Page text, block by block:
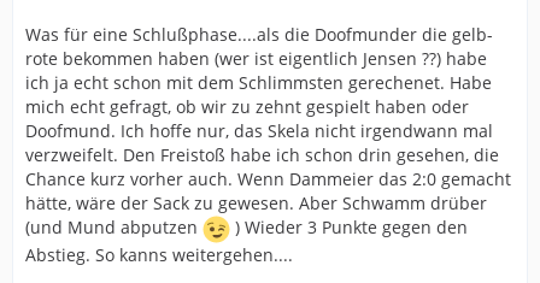
Was für eine Schlußphase....als die Doofmunder die gelb-
rote bekommen haben (wer ist eigentlich Jensen ??) habe
ich ja echt schon mit dem Schlimmsten gerechenet. Habe
mich echt gefragt, ob wir zu zehnt gespielt haben oder
Doofmund. Ich hoffe nur, das Skela nicht irgendwann mal
verzweifelt. Den Freistoß habe ich schon drin gesehen, die
Chance kurz vorher auch. Wenn Dammeier das 2:0 gemacht
hätte, wäre der Sack zu gewesen. Aber Schwamm drüber
(und Mund abputzen
) Wieder 3 Punkte gegen den
Abstieg. So kanns weitergehen....